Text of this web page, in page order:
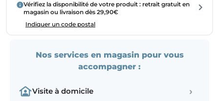
Vérifiez la disponibilité de votre produit : retrait gratuit en
magasin ou livraison dès 29,90€
Indiquer un code postal
Nos services en magasin pour vous
accompagner :
Visite à domicile ›